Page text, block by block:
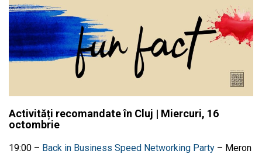
Activități recomandate în Cluj | Miercuri, 16
octombrie
19:00 – Back in Business Speed Networking Party – Meron